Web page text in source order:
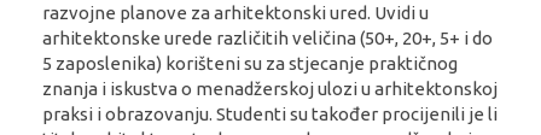
razvojne planove za arhitektonski ured. Uvidi u
arhitektonske urede različitih veličina (50+, 20+, 5+ i do
5 zaposlenika) korišteni su za stjecanje praktičnog
znanja i iskustva o menadžerskoj ulozi u arhitektonskoj
praksi i obrazovanju. Studenti su također procijenili je li